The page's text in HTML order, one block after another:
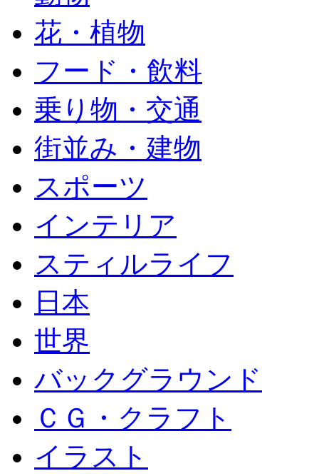
花・植物
フード・飲料
乗り物・交通
街並み・建物
スポーツ
インテリア
スティルライフ
日本
世界
バックグラウンド
ＣＧ・クラフト
イラスト